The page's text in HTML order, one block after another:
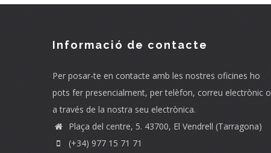
Informació de contacte
Per posar-te en contacte amb les nostres oficines ho
pots fer presencialment, per telèfon, correu electrònic o
a través de la nostra seu electrònica.
Plaça del centre, 5. 43700, El Vendrell (Tarragona)
(+34) 977 15 71 71